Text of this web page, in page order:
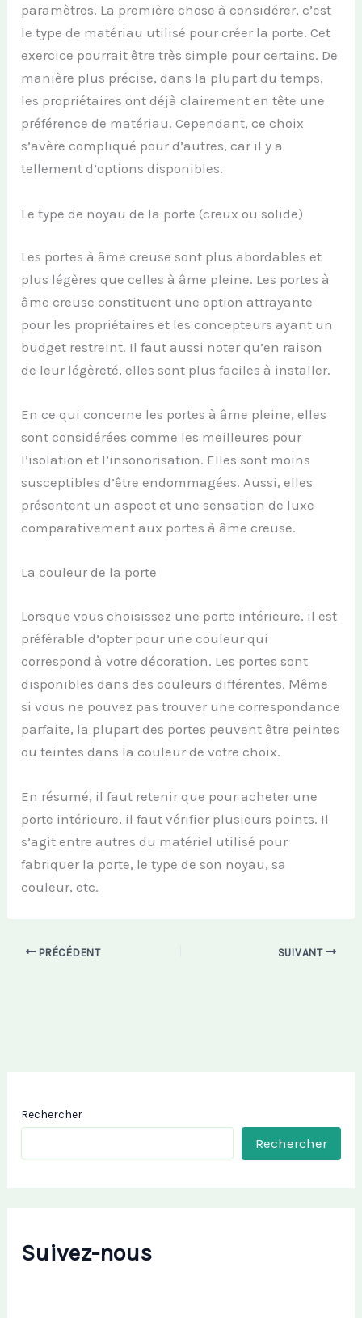
paramètres. La première chose à considérer, c’est
le type de matériau utilisé pour créer la porte. Cet
exercice pourrait être très simple pour certains. De
manière plus précise, dans la plupart du temps,
les propriétaires ont déjà clairement en tête une
préférence de matériau. Cependant, ce choix
s’avère compliqué pour d’autres, car il y a
tellement d’options disponibles.
Le type de noyau de la porte (creux ou solide)
Les portes à âme creuse sont plus abordables et
plus légères que celles à âme pleine. Les portes à
âme creuse constituent une option attrayante
pour les propriétaires et les concepteurs ayant un
budget restreint. Il faut aussi noter qu’en raison
de leur légèreté, elles sont plus faciles à installer.
En ce qui concerne les portes à âme pleine, elles
sont considérées comme les meilleures pour
l’isolation et l’insonorisation. Elles sont moins
susceptibles d’être endommagées. Aussi, elles
présentent un aspect et une sensation de luxe
comparativement aux portes à âme creuse.
La couleur de la porte
Lorsque vous choisissez une porte intérieure, il est
préférable d’opter pour une couleur qui
correspond à votre décoration. Les portes sont
disponibles dans des couleurs différentes. Même
si vous ne pouvez pas trouver une correspondance
parfaite, la plupart des portes peuvent être peintes
ou teintes dans la couleur de votre choix.
En résumé, il faut retenir que pour acheter une
porte intérieure, il faut vérifier plusieurs points. Il
s’agit entre autres du matériel utilisé pour
fabriquer la porte, le type de son noyau, sa
couleur, etc.
PRÉCÉDENT SUIVANT
Rechercher
Rechercher
Suivez-nous